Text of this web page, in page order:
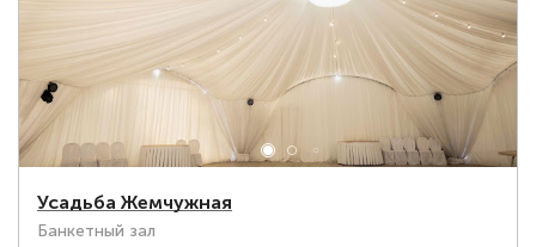
Усадьба Жемчужная
Банкетный зал